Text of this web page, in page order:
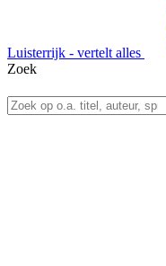
Luisterrijk - vertelt alles
Zoek